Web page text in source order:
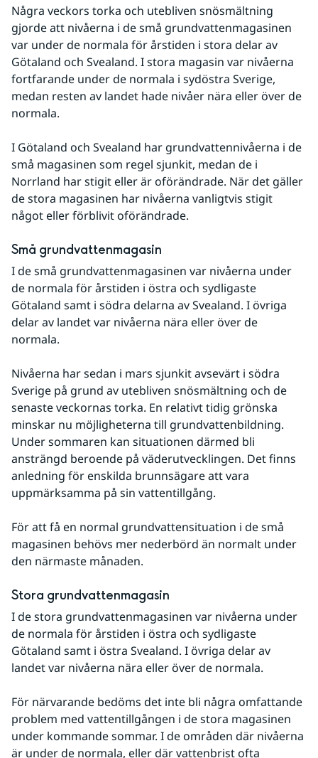
Några veckors torka och utebliven snösmältning
gjorde att nivåerna i de små grundvattenmagasinen
var under de normala för årstiden i stora delar av
Götaland och Svealand. I stora magasin var nivåerna
fortfarande under de normala i sydöstra Sverige,
medan resten av landet hade nivåer nära eller över de
normala.
I Götaland och Svealand har grundvattennivåerna i de
små magasinen som regel sjunkit, medan de i
Norrland har stigit eller är oförändrade. När det gäller
de stora magasinen har nivåerna vanligtvis stigit
något eller förblivit oförändrade.
Små grundvattenmagasin
I de små grundvattenmagasinen var nivåerna under
de normala för årstiden i östra och sydligaste
Götaland samt i södra delarna av Svealand. I övriga
delar av landet var nivåerna nära eller över de
normala.
Nivåerna har sedan i mars sjunkit avsevärt i södra
Sverige på grund av utebliven snösmältning och de
senaste veckornas torka. En relativt tidig grönska
minskar nu möjligheterna till grundvattenbildning.
Under sommaren kan situationen därmed bli
ansträngd beroende på väderutvecklingen. Det finns
anledning för enskilda brunnsägare att vara
uppmärksamma på sin vattentillgång.
För att få en normal grundvattensituation i de små
magasinen behövs mer nederbörd än normalt under
den närmaste månaden.
Stora grundvattenmagasin
I de stora grundvattenmagasinen var nivåerna under
de normala för årstiden i östra och sydligaste
Götaland samt i östra Svealand. I övriga delar av
landet var nivåerna nära eller över de normala.
För närvarande bedöms det inte bli några omfattande
problem med vattentillgången i de stora magasinen
under kommande sommar. I de områden där nivåerna
är under de normala, eller där vattenbrist ofta